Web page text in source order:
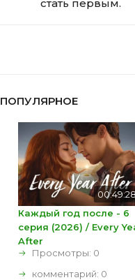
стать первым.
ПОПУЛЯРНОЕ
00:49:28
Каждый год после - 6
серия (2026) / Every
After
Просмотры: 0
комментарий: 0